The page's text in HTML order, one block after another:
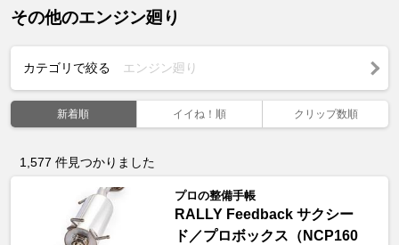
その他のエンジン廻り
カテゴリで絞る エンジン廻り
新着順 イイね！順 クリップ数順
1,577 件見つかりました
プロの整備手帳
RALLY Feedback サクシー
ド／プロボックス（NCP160